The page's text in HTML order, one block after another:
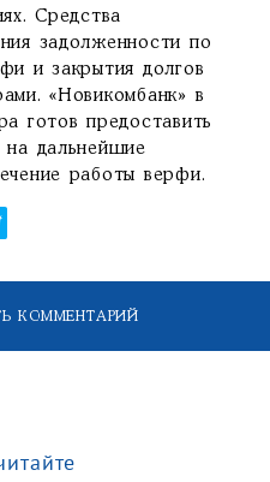
Средства
задолженности по
и закрытия долгов
«Новикомбанк» в
готов предоставить
дальнейшие
работы верфи.
КОММЕНТАРИЙ